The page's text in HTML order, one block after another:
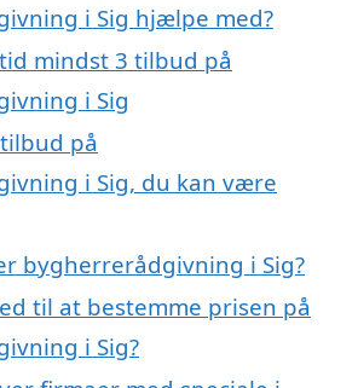
i Sig hjælpe med?
mindst 3 tilbud på
i Sig
på
i Sig, du kan være
bygherrerådgivning i Sig?
til at bestemme prisen på
i Sig?